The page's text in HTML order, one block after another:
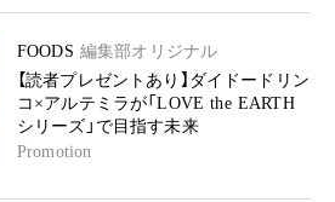
FOODS 編集部オリジナル
【読者プレゼントあり】ダイドードリン
コ×アルテミラが「LOVE the EARTH
シリーズ」で目指す未来
Promotion